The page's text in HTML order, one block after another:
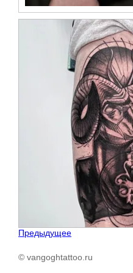
Предыдущее
© vangoghtattoo.ru